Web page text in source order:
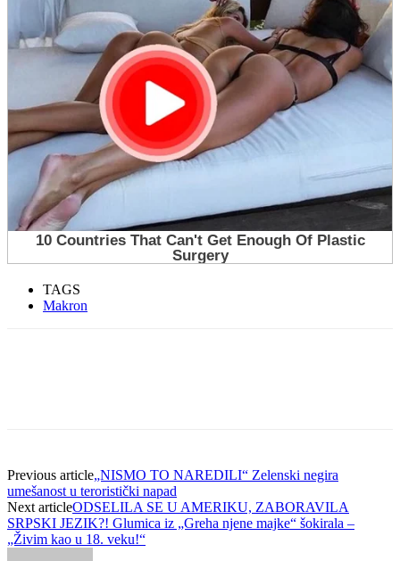
TAGS
Makron
Previous article„NISMO TO NAREDILI“ Zelenski negira
umešanost u teroristički napad
Next articleODSELILA SE U AMERIKU, ZABORAVILA
SRPSKI JEZIK?! Glumica iz „Greha njene majke“ šokirala –
„Živim kao u 18. veku!“